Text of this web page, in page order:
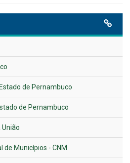
VER TODAS NOTÍCIAS